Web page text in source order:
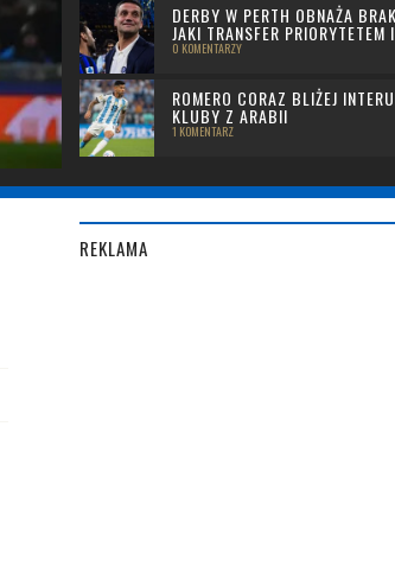
DERBY W PERTH OBNAŻA
JAKI TRANSFER PRIORYTETEM
0 KOMENTARZY
ROMERO CORAZ BLIŻEJ
KLUBY Z ARABII
1 KOMENTARZ
REKLAMA